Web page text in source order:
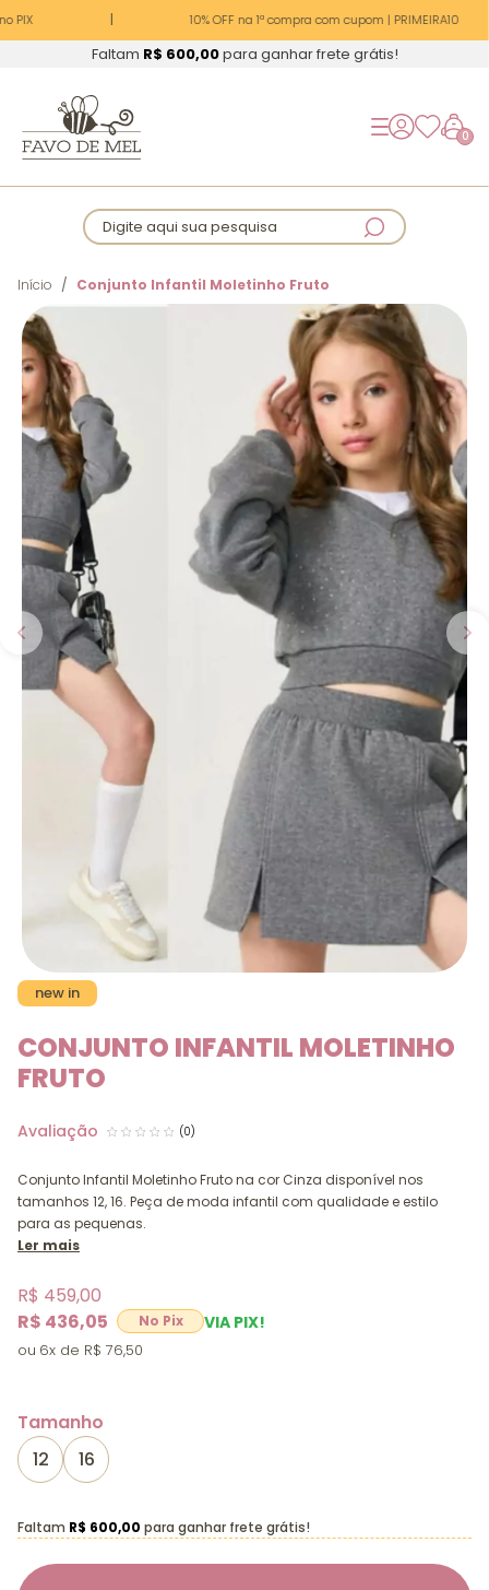
PIX 10% OFF na 1ª compra com cupom | PRIMEIRA10
Faltam R$ 600,00para ganhar frete grátis!
0
Digite aqui sua pesquisa
Início Conjunto Infantil Moletinho Fruto
new in
CONJUNTO INFANTIL MOLETINHO
FRUTO
(0)
Conjunto Infantil Moletinho Fruto na cor Cinza disponível nos
tamanhos 12, 16. Peça de moda infantil com qualidade e estilo
para as pequenas.
Ler mais
R$ 436,05 VIA PIX!
R$ 459,00
6x R$ 76,50
Tamanho
12
16
Faltam R$ 600,00 para ganhar frete grátis!